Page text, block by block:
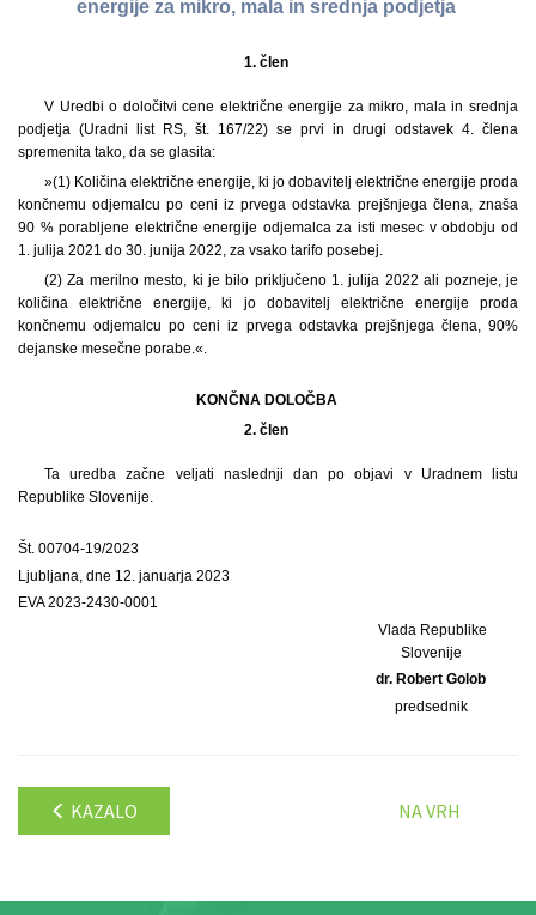
energije za mikro, mala in srednja podjetja
1. člen
V Uredbi o določitvi cene električne energije za mikro, mala in srednja
podjetja (Uradni list RS, št. 167/22) se prvi in drugi odstavek 4. člena
spremenita tako, da se glasita:
»(1) Količina električne energije, ki jo dobavitelj električne energije proda
končnemu odjemalcu po ceni iz prvega odstavka prejšnjega člena, znaša
90 % porabljene električne energije odjemalca za isti mesec v obdobju od
1. julija 2021 do 30. junija 2022, za vsako tarifo posebej.
(2) Za merilno mesto, ki je bilo priključeno 1. julija 2022 ali pozneje, je
količina električne energije, ki jo dobavitelj električne energije proda
končnemu odjemalcu po ceni iz prvega odstavka prejšnjega člena, 90%
dejanske mesečne porabe.«.
KONČNA DOLOČBA
2. člen
Ta uredba začne veljati naslednji dan po objavi v Uradnem listu
Republike Slovenije.
Št. 00704-19/2023
Ljubljana, dne 12. januarja 2023
EVA 2023-2430-0001
Vlada Republike
Slovenije
dr. Robert Golob
predsednik
KAZALO NA VRH